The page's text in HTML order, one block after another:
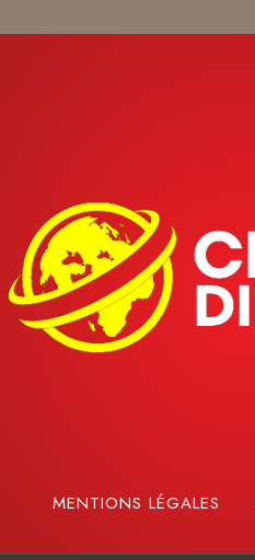
MENTIONS LÉGALES